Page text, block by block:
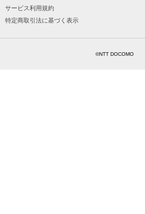
サービス利用規約
特定商取引法に基づく表示
©NTT DOCOMO